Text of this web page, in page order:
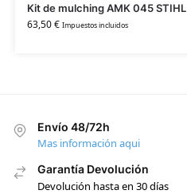
Kit de mulching AMK 045 STIHL
63,50€ Impuestos incluidos
Envío 48/72h
Mas información aqui
Garantía Devolución
Devolución hasta en 30 días